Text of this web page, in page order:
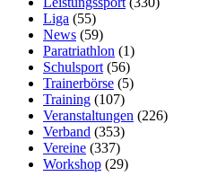
Liga (55)
News (59)
Paratriathlon (1)
Schulsport (56)
Trainerbörse (5)
Training (107)
Veranstaltungen (226)
Verband (353)
Vereine (337)
Workshop (29)